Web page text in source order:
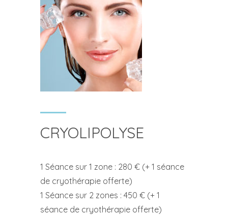
CRYOLIPOLYSE
1 Séance sur 1 zone : 280 € (+ 1 séance
de cryothérapie offerte)
1 Séance sur 2 zones : 450 € (+ 1
séance de cryothérapie offerte)